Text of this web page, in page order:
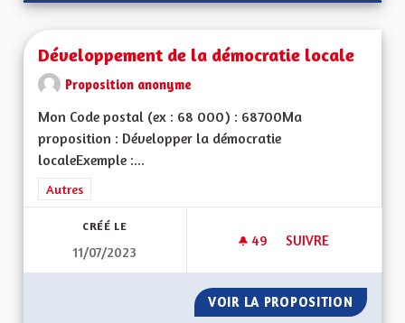
Développement de la démocratie locale
Proposition anonyme
Mon Code postal (ex : 68 000) : 68700Ma
proposition : Développer la démocratie
localeExemple :...
Filtrer les résultats de la catégorie : Autres
Autres
CRÉÉ LE
11/07/2023
49 49 ABONNÉS
SUIVRE
VOIR LA PROPOSITION